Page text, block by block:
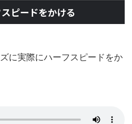
ピードをかける
に実際にハーフスピードをか